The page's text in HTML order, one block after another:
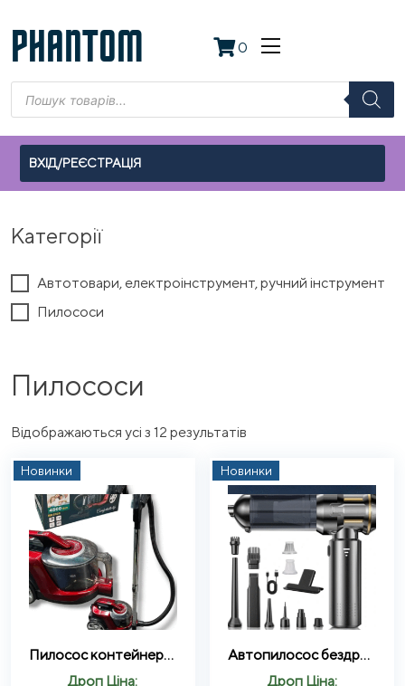
to
content
PHANTOM 0
Пошук
товарів
ВХІД/РЕЄСТРАЦІЯ
Категорії
Автотовари, електроінструмент, ручний інструмент
Пилососи
Пилососи
Відображаються усі з 12 результатів
latest
Новинки
Пилосос контейнерний з регулятором потужності Rainberg RB-2320
Дроп Ціна:
Новинки
Автопилосос бездротовий 100W (HL-138)
Дроп Ціна: